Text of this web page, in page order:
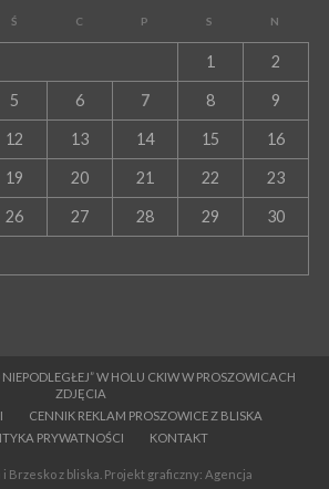
Ś C P S N
1 2
5 6 7 8 9
12 13 14 15 16
19 20 21 22 23
26 27 28 29 30
W HOLU CKIW W PROSZOWICACH
ZDJĘCIA
CENNIK REKLAM PROSZOWICE Z BLISKA
PRYWATNOŚCI
KONTAKT
Brzesko z bliska. Projekt graficzny: Agencja